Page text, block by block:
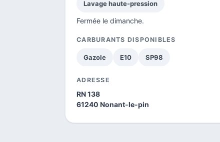
Lavage haute-pression
Fermée le dimanche.
CARBURANTS DISPONIBLES
Gazole E10 SP98
ADRESSE
RN 138
61240 Nonant-le-pin